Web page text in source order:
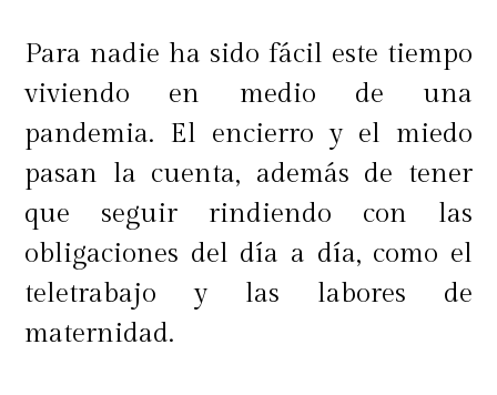
Para nadie ha sido fácil este tiempo
viviendo en medio de una
pandemia. El encierro y el miedo
pasan la cuenta, además de tener
que seguir rindiendo con las
obligaciones del día a día, como el
teletrabajo y las labores de
maternidad.